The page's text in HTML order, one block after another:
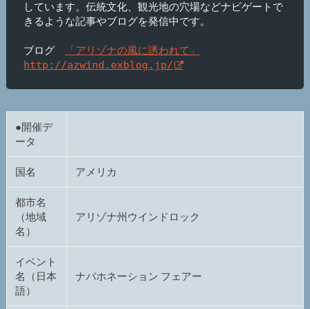
しています。伝統文化、観光地の穴場などナビゲートで
きるような記事やブログを発信中です。
ブログ
「アリゾナの風に誘われて」
http://azwind.exblog.jp/
●開催デ
ータ
国名 アメリカ
都市名
（地域
名）
アリゾナ州ウインドロック
イベント
名（日本
語）
ナバホネーション フェアー